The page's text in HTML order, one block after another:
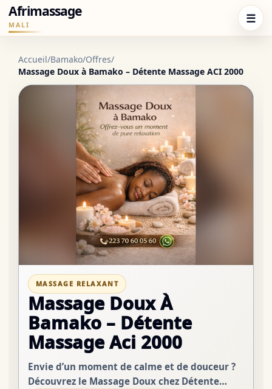
Afrimassage
MALI ☰
Accueil/Bamako/Offres/
Massage Doux à Bamako – Détente Massage ACI 2000
MASSAGE RELAXANT
Massage Doux À
Bamako – Détente
Massage Aci 2000
Envie d’un moment de calme et de douceur ?
Découvrez le Massage Doux chez Détente